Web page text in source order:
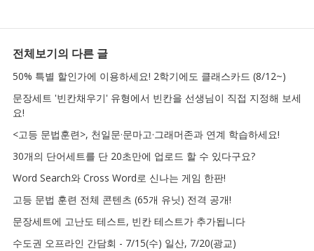
전체보기의 다른 글
50% 특별 할인가에 이용하세요! 2학기에도 클래스카드 (8/12~)
문장세트 '빈칸채우기' 유형에서 빈칸을 선생님이 직접 지정해 보세
요!
<고등 문법훈련>, 천일문·문마고·그래머존과 연계 학습하세요!
30개의 단어세트를 단 20초만에 업로드 할 수 있다구요?
Word Search와 Cross Word로 신나는 게임 한판!
고등 문법 훈련 전체 콘텐츠 (65개 유닛) 전격 공개!
문장세트에 고난도 테스트, 빈칸 테스트가 추가됩니다
수도권 오프라인 간담회 - 7/15(수) 일산, 7/20(광교)